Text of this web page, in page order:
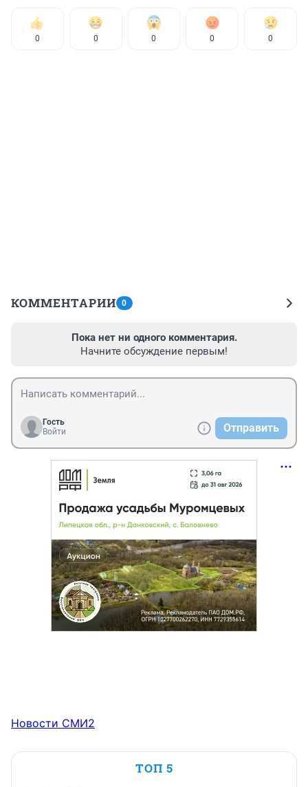
0 0 0 0 0
КОММЕНТАРИИ 0
Пока нет ни одного комментария.
Начните обсуждение первым!
Гость
Войти
Отправить
Новости СМИ2
ТОП 5